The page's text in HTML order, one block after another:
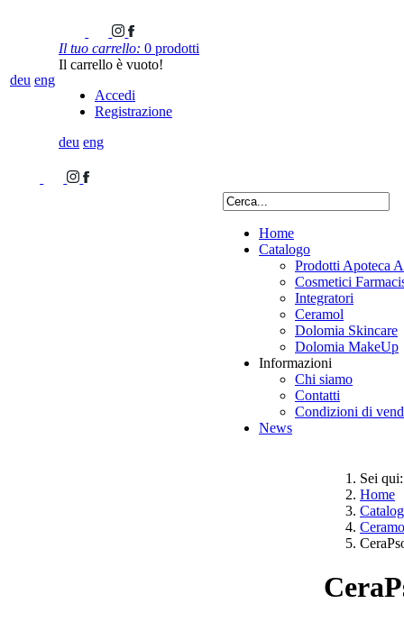
deu eng
Il tuo carrello: 0 prodotti
Il carrello è vuoto!
Accedi
Registrazione
deu eng
Home
Catalogo
Prodotti Apoteca
Cosmetici
Integratori
Ceramol
Dolomia Skincare
Dolomia MakeUp
Informazioni
Chi siamo
Contatti
Condizioni di
News
Sei qui:
Home